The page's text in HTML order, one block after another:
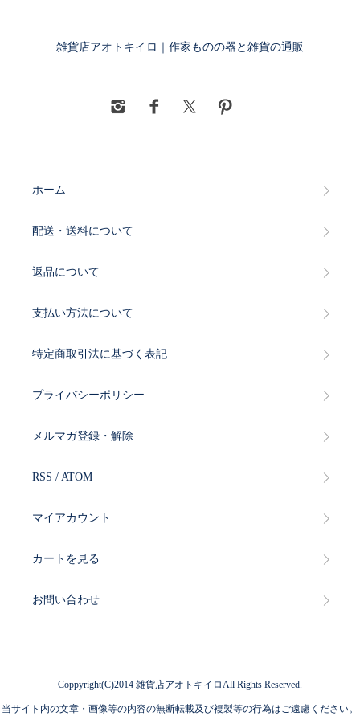
雑貨店アオトキイロ｜作家ものの器と雑貨の通販
ホーム
配送・送料について
返品について
支払い方法について
特定商取引法に基づく表記
プライバシーポリシー
メルマガ登録・解除
RSS / ATOM
マイアカウント
カートを見る
お問い合わせ
Coppyright(C)2014 雑貨店アオトキイロAll Rights Reserved.
当サイト内の文章・画像等の内容の無断転載及び複製等の行為はご遠慮ください。